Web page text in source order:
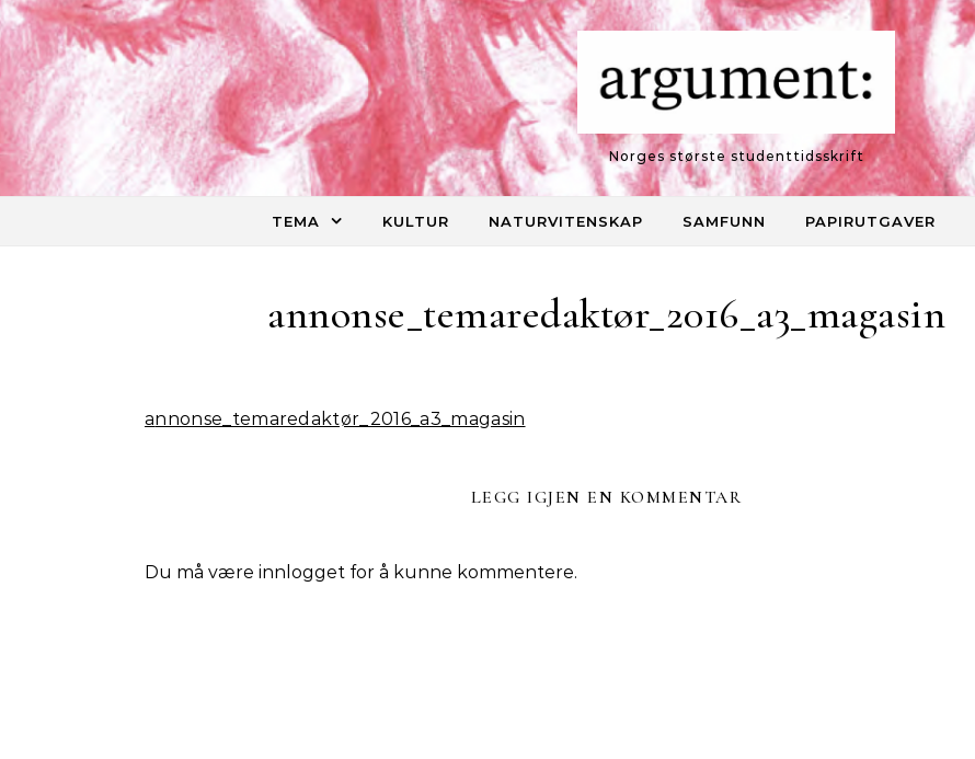
Skip to content
Norges største studenttidsskrift
TEMA KULTUR NATURVITENSKAP SAMFUNN PAPIRUTGAVER
annonse_temaredaktør_2016_a3_magasin
annonse_temaredaktør_2016_a3_magasin
LEGG IGJEN EN KOMMENTAR
Du må være innlogget for å kunne kommentere.